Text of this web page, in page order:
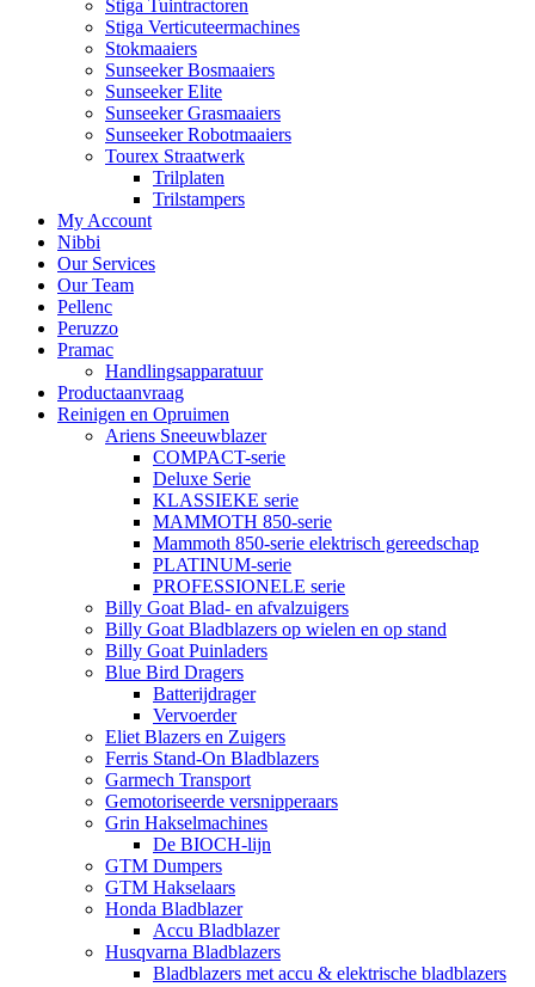
Stiga Tuintractoren
Stiga Verticuteermachines
Stokmaaiers
Sunseeker Bosmaaiers
Sunseeker Elite
Sunseeker Grasmaaiers
Sunseeker Robotmaaiers
Tourex Straatwerk
Trilplaten
Trilstampers
My Account
Nibbi
Our Services
Our Team
Pellenc
Peruzzo
Pramac
Handlingsapparatuur
Productaanvraag
Reinigen en Opruimen
Ariens Sneeuwblazer
COMPACT-serie
Deluxe Serie
KLASSIEKE serie
MAMMOTH 850-serie
Mammoth 850-serie elektrisch gereedschap
PLATINUM-serie
PROFESSIONELE serie
Billy Goat Blad- en afvalzuigers
Billy Goat Bladblazers op wielen en op stand
Billy Goat Puinladers
Blue Bird Dragers
Batterijdrager
Vervoerder
Eliet Blazers en Zuigers
Ferris Stand-On Bladblazers
Garmech Transport
Gemotoriseerde versnipperaars
Grin Hakselmachines
De BIOCH-lijn
GTM Dumpers
GTM Hakselaars
Honda Bladblazer
Accu Bladblazer
Husqvarna Bladblazers
Bladblazers met accu & elektrische bladblazers